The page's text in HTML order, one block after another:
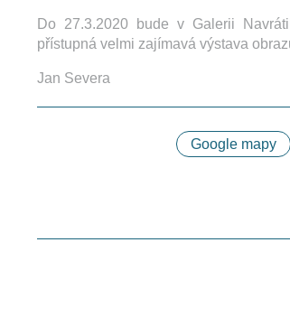
Do 27.3.2020 bude v Galerii
přístupná velmi zajímavá výstava
Jan Severa
Google mapy